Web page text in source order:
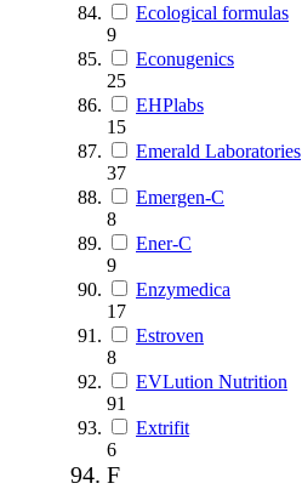
Ecological formulas
9
Econugenics
25
EHPlabs
15
Emerald Laboratories
37
Emergen-C
8
Ener-C
9
Enzymedica
17
Estroven
8
EVLution Nutrition
91
Extrifit
6
F